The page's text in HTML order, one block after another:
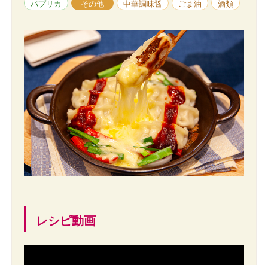
パプリカ その他 中華調味醤 ごま油 酒類
レシピ動画